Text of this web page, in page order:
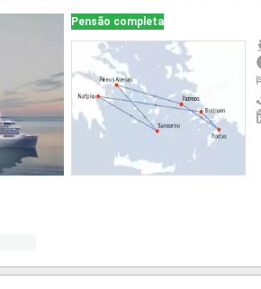
Pensão completa